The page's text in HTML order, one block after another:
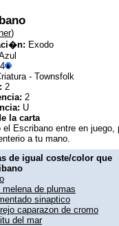
)
Exodo
4
- Townsfolk
2
2
U
la carta
el Escribano entre en
a tu mano.
de igual coste/color que
melena de plumas
sinaptico
caparazon de cromo
del mar